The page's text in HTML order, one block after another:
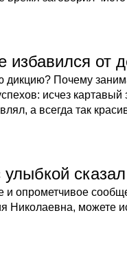
избавился от
дикцию? Почему
исчез
а всегда так
и опрометчивое
можете